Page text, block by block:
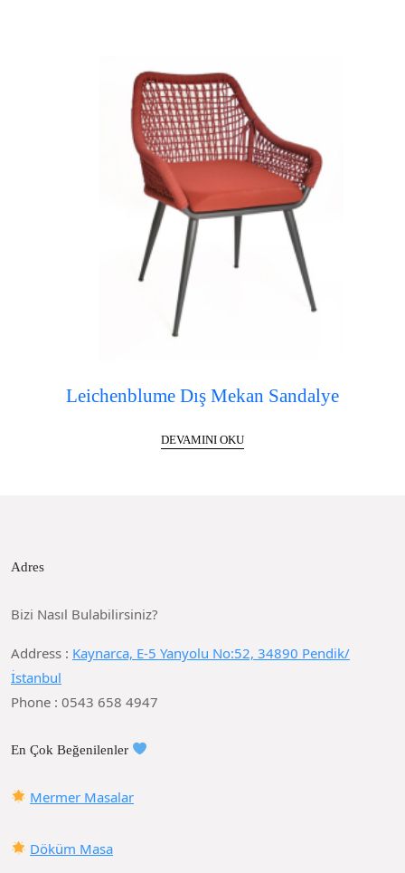
Leichenblume Dış Mekan Sandalye
DEVAMINI OKU
Adres
Bizi Nasıl Bulabilirsiniz?
Address : Kaynarca, E-5 Yanyolu No:52, 34890 Pendik/
İstanbul
Phone : 0543 658 4947
En Çok Beğenilenler
Mermer Masalar
Döküm Masa